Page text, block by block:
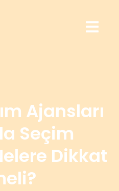
Ajansları
Seçim
Dikkat